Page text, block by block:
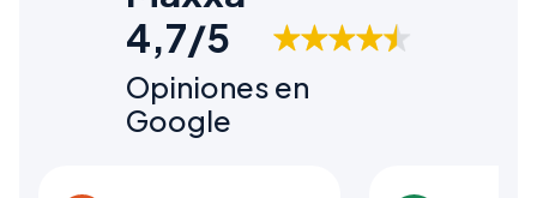
4,7/5
Opiniones en
Google